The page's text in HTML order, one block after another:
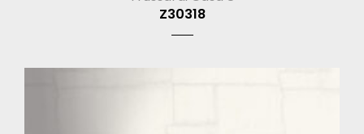
Z30318